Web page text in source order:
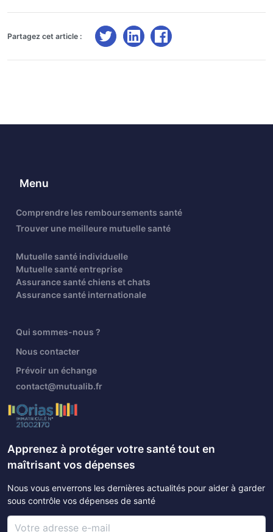
Partagez cet article :
Menu
Comprendre les remboursements santé
Trouver une meilleure mutuelle santé
Mutuelle santé individuelle
Mutuelle santé entreprise
Assurance santé chiens et chats
Assurance santé internationale
Qui sommes-nous ?
Nous contacter
Prévoir un échange
contact@mutualib.fr
Apprenez à protéger votre santé tout en
maîtrisant vos dépenses
Nous vous enverrons les dernières actualités pour aider à garder
sous contrôle vos dépenses de santé